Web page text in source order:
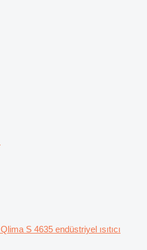
Qlima S 4635 endüstriyel ısıtıcı